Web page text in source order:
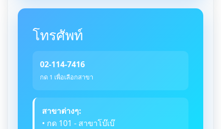
โทรศัพท์
02-114-7416
กด 1 เพื่อเลือกสาขา
สาขาต่างๆ:
• กด 101 - สาขาโบ๊เบ๊